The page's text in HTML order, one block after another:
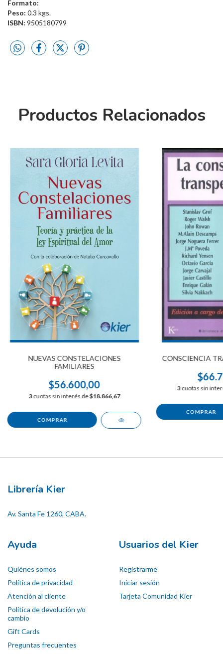
Formato:
Peso: 0.3 kgs.
ISBN: 9505180799
Productos Relacionados
NUEVAS CONSTELACIONES
FAMILIARES
$56.600,00
3cuotas sin interés de$18.866,67
CONSCIENCIA
3cuotas sin
Librería Kier
Av. Santa Fe 1260, CABA.
Ayuda
Quiénes somos
Política de privacidad
Atención al cliente
Política de devolución y/o
cambio
Gift Cards
Preguntas frecuentes
Usuarios del Kier
Registrarme
Iniciar sesión
Tarjeta Comunidad Kier